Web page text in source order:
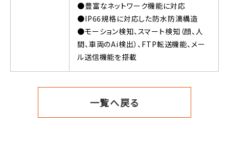
●豊富なネットワーク機能に対応
●IP66規格に対応した防水防滴構造
●モーション検知、スマート検知（顔、人
間、車両のAi検出）、FTP転送機能、メー
ル送信機能を搭載
一覧へ戻る